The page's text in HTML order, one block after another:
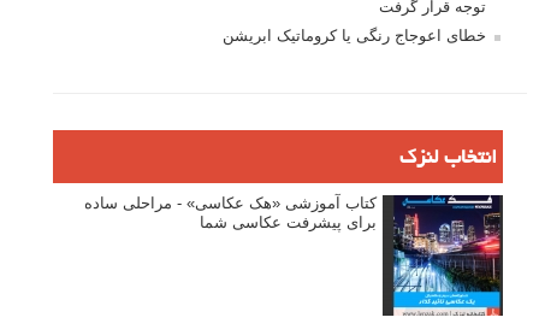
توجه قرار گرفت
خطای اعوجاج رنگی یا کروماتیک ابریشن
انتخاب لنزک
کتاب آموزشی «هک عکاسی» - مراحلی ساده
برای پیشرفت عکاسی شما